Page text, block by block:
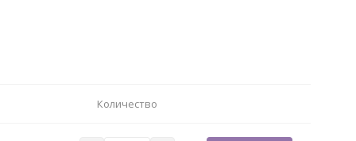
Количество